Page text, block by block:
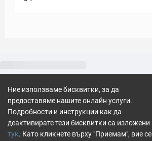
Ние използваме бисквитки, за да
предоставяме нашите онлайн услуги.
Подробности и инструкции как да
деактивирате тези бисквитки са изложени
тук. Като кликнете върху "Приемам", вие се